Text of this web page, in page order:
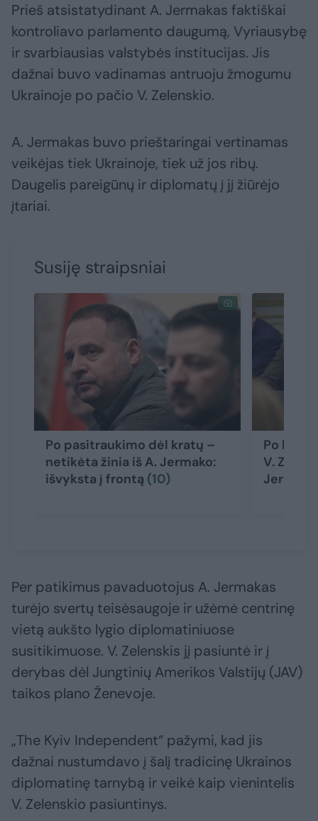
Prieš atsistatydinant A. Jermakas faktiškai
kontroliavo parlamento daugumą, Vyriausybę
ir svarbiausias valstybės institucijas. Jis
dažnai buvo vadinamas antruoju žmogumu
Ukrainoje po pačio V. Zelenskio.
A. Jermakas buvo prieštaringai vertinamas
veikėjas tiek Ukrainoje, tiek už jos ribų.
Daugelis pareigūnų ir diplomatų į jį žiūrėjo
įtariai.
Susiję straipsniai
Po pasitraukimo dėl kratų –
netikėta žinia iš A. Jermako:
išvyksta į frontą (10)
Po
V.
Per patikimus pavaduotojus A. Jermakas
turėjo svertų teisėsaugoje ir užėmė centrinę
vietą aukšto lygio diplomatiniuose
susitikimuose. V. Zelenskis jį pasiuntė ir į
derybas dėl Jungtinių Amerikos Valstijų (JAV)
taikos plano Ženevoje.
„The Kyiv Independent“ pažymi, kad jis
dažnai nustumdavo į šalį tradicinę Ukrainos
diplomatinę tarnybą ir veikė kaip vienintelis
V. Zelenskio pasiuntinys.